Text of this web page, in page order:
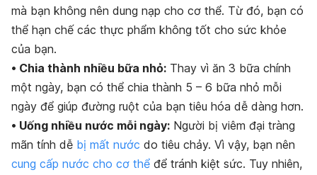
mà bạn không nên dung nạp cho cơ thể. Từ đó, bạn có
thể hạn chế các thực phẩm không tốt cho sức khỏe
của bạn.
• Chia thành nhiều bữa nhỏ: Thay vì ăn 3 bữa chính
một ngày, bạn có thể chia thành 5 – 6 bữa nhỏ mỗi
ngày để giúp đường ruột của bạn tiêu hóa dễ dàng hơn.
• Uống nhiều nước mỗi ngày: Người bị viêm đại tràng
mãn tính dễ bị mất nước do tiêu chảy. Vì vậy, bạn nên
cung cấp nước cho cơ thể để tránh kiệt sức. Tuy nhiên,